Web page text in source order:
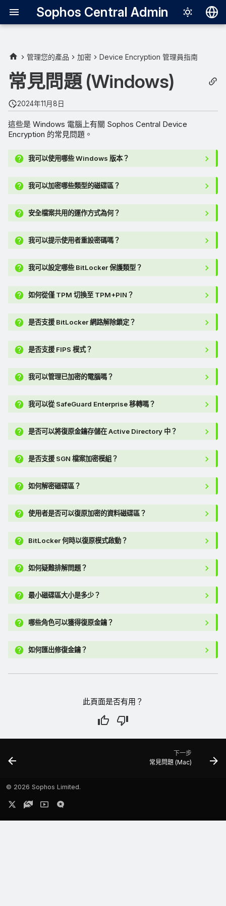
Sophos Central Admin
English
Italiano
日本語
Português
中文（繁體）
管理您的產品 加密 Device Encryption 管理員指南
常見問題 (Windows)
2024年11月8日
這些是 Windows 電腦上有關 Sophos Central Device
Encryption 的常見問題。
我可以使用哪些 Windows 版本？
我可以加密哪些類型的磁碟區？
安全檔案共用的運作方式為何？
我可以提示使用者重設密碼嗎？
我可以設定哪些 BitLocker 保護類型？
如何從僅 TPM 切換至 TPM+PIN？
是否支援 BitLocker 網路解除鎖定？
是否支援 FIPS 模式？
我可以管理已加密的電腦嗎？
我可以從 SafeGuard Enterprise 移轉嗎？
是否可以將復原金鑰存儲在 Active Directory 中？
是否支援 SGN 檔案加密模組？
如何解密磁碟區？
使用者是否可以復原加密的資料磁碟區？
BitLocker 何時以復原模式啟動？
如何疑難排解問題？
最小磁碟區大小是多少？
哪些角色可以獲得復原金鑰？
如何匯出修復金鑰？
此頁面是否有用？
下一步
常見問題 (Mac)
© 2026 Sophos Limited.